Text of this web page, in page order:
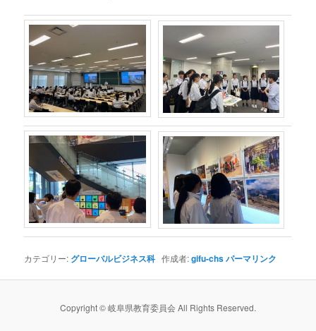
カテゴリー: グローバルビジネス科作成者:gifu-chsパーマリンク
Copyright © 岐阜県教育委員会 All Rights Reserved.